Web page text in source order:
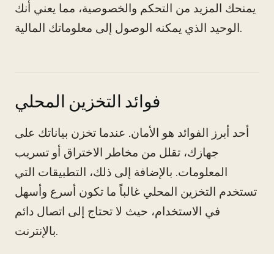
يمنحك المزيد من التحكم والخصوصية، مما يعني أنك
الوحيد الذي يمكنه الوصول إلى معلوماتك المالية.
فوائد التخزين المحلي
أحد أبرز الفوائد هو الأمان. عندما تخزن بياناتك على
جهازك، تقلل من مخاطر الاختراق أو تسريب
المعلومات. بالإضافة إلى ذلك، التطبيقات التي
تستخدم التخزين المحلي غالباً ما تكون أسرع وأسهل
في الاستخدام، حيث لا تحتاج إلى اتصال دائم
بالإنترنت.